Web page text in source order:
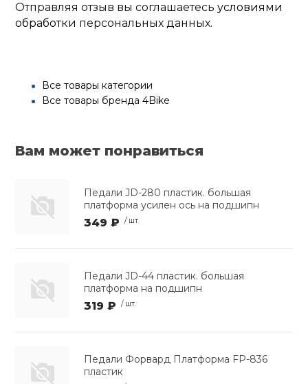
Отправляя отзыв вы соглашаетесьусловиями
обработки персональных данных.
Все товары категории
Все товары бренда 4Bike
Вам может понравиться
Педали JD-280 пластик. большая
платформа усилен ось на подшипн
349 ₽ / шт.
Педали JD-44 пластик. большая
платформа на подшипн
319 ₽ / шт.
Педали Форвард Платформа FP-836
пластик